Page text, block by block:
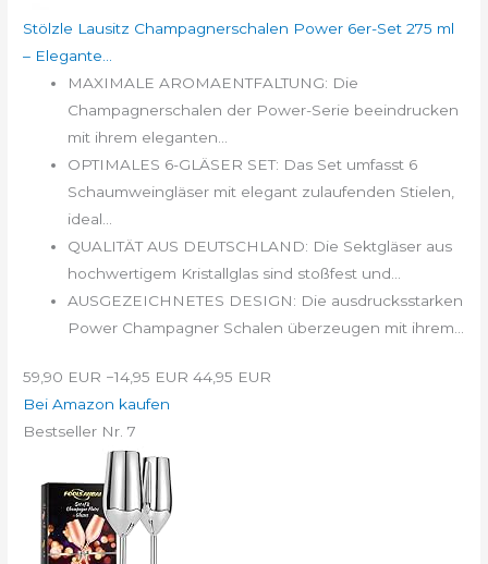
Stölzle Lausitz Champagnerschalen Power 6er-Set 275 ml
– Elegante...
MAXIMALE AROMAENTFALTUNG: Die
Champagnerschalen der Power-Serie beeindrucken
mit ihrem eleganten...
OPTIMALES 6-GLÄSER SET: Das Set umfasst 6
Schaumweingläser mit elegant zulaufenden Stielen,
ideal...
QUALITÄT AUS DEUTSCHLAND: Die Sektgläser aus
hochwertigem Kristallglas sind stoßfest und...
AUSGEZEICHNETES DESIGN: Die ausdrucksstarken
Power Champagner Schalen überzeugen mit ihrem...
59,90 EUR −14,95 EUR 44,95 EUR
Bei Amazon kaufen
Bestseller Nr. 7